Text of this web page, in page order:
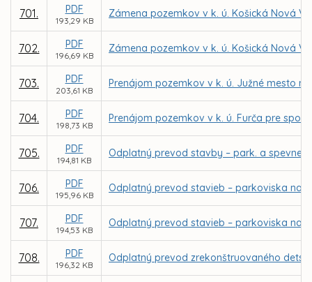
701. PDF
193,29 KB
Zámena pozemkov v k. ú. Košická Nová
702. PDF
196,69 KB
Zámena pozemkov v k. ú. Košická Nová
703. PDF
203,61 KB
Prenájom pozemkov v k. ú. Južné mesto
704. PDF
198,73 KB
Prenájom pozemkov v k. ú. Furča pre
705. PDF
194,81 KB
Odplatný prevod stavby – park. a
706. PDF
195,96 KB
Odplatný prevod stavieb – parkoviska na
707. PDF
194,53 KB
Odplatný prevod stavieb – parkoviska na
708. PDF
196,32 KB
Odplatný prevod zrekonštruovaného